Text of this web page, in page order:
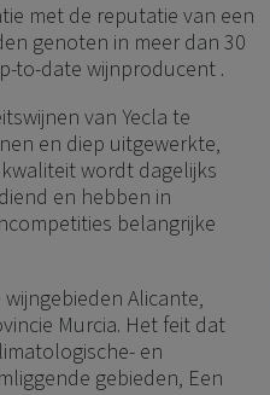
met de reputatie van een
genoten in meer dan 30
to-date wijnproducent .
van Yecla te
en diep uitgewerkte,
wordt dagelijks
en hebben in
belangrijke
Alicante,
Murcia. Het feit dat
en
gebieden, Een